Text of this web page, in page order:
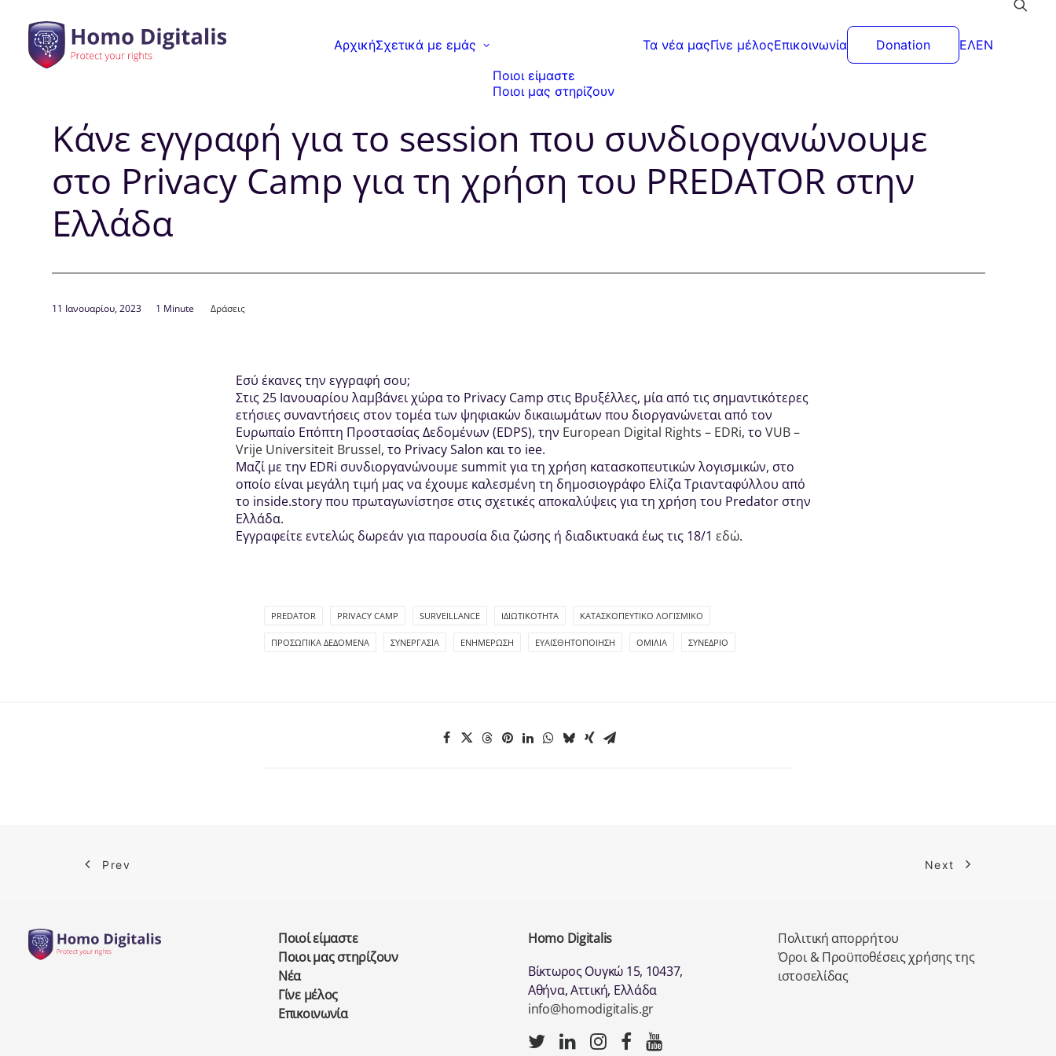
ΑρχικήΣχετικά με εμάς
Ποιοι είμαστε
Ποιοι μας στηρίζουν
Τα νέα μαςΓίνε μέλοςΕπικοινωνία Donation ΕΛEN
Κάνε εγγραφή για το session που συνδιοργανώνουμε
στο Privacy Camp για τη χρήση του PREDATOR στην
Ελλάδα
11 Ιανουαρίου, 2023 1 Minute Δράσεις
Εσύ έκανες την εγγραφή σου;
Στις 25 Ιανουαρίου λαμβάνει χώρα το Privacy Camp στις Βρυξέλλες, μία από τις σημαντικότερες
ετήσιες συναντήσεις στον τομέα των ψηφιακών δικαιωμάτων που διοργανώνεται από τον
Ευρωπαίο Επόπτη Προστασίας Δεδομένων (EDPS), την European Digital Rights – EDRi, το VUB –
Vrije Universiteit Brussel, το Privacy Salon και το iee.
Μαζί με την EDRi συνδιοργανώνουμε summit για τη χρήση κατασκοπευτικών λογισμικών, στο
οποίο είναι μεγάλη τιμή μας να έχουμε καλεσμένη τη δημοσιογράφο Ελίζα Τριανταφύλλου από
το inside.story που πρωταγωνίστησε στις σχετικές αποκαλύψεις για τη χρήση του Predator στην
Ελλάδα.
Εγγραφείτε εντελώς δωρεάν για παρουσία δια ζώσης ή διαδικτυακά έως τις 18/1 εδώ.
PREDATOR PRIVACY CAMP SURVEILLANCE ΙΔΙΩΤΙΚΌΤΗΤΑ ΚΑΤΑΣΚΟΠΕΥΤΙΚΌ ΛΟΓΙΣΜΙΚΌ
ΠΡΟΣΩΠΙΚΆ ΔΕΔΟΜΈΝΑ ΣΥΝΕΡΓΑΣΊΑ ΕΝΗΜΈΡΩΣΗ ΕΥΑΙΣΘΗΤΟΠΟΊΗΣΗ ΟΜΙΛΊΑ ΣΥΝΈΔΡΙΟ
Prev Next
Ποιοί είμαστε
Ποιοι μας στηρίζουν
Νέα
Γίνε μέλος
Επικοινωνία
Homo Digitalis
Βίκτωρος Ουγκώ 15, 10437,
Αθήνα, Αττική, Ελλάδα
info@homodigitalis.gr
Πολιτική απορρήτου
Όροι & Προϋποθέσεις χρήσης της
ιστοσελίδας